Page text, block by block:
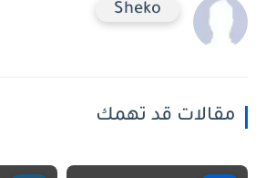
Sheko
مقالات قد تهمك